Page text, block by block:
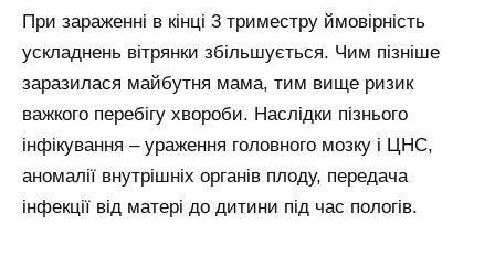
При зараженні в кінці 3 триместру ймовірність
ускладнень вітрянки збільшується. Чим пізніше
заразилася майбутня мама, тим вище ризик
важкого перебігу хвороби. Наслідки пізнього
інфікування – ураження головного мозку і ЦНС,
аномалії внутрішніх органів плоду, передача
інфекції від матері до дитини під час пологів.